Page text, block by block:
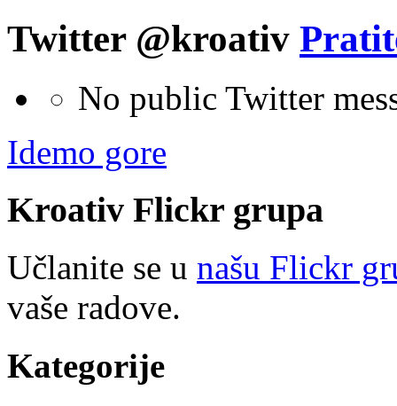
Twitter @kroativ
No public Twitter
Idemo gore
Kroativ Flickr grupa
Učlanite se u našu Flickr
vaše radove.
Kategorije